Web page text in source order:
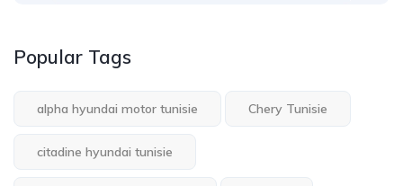
Popular Tags
alpha hyundai motor tunisie Chery Tunisie
citadine hyundai tunisie